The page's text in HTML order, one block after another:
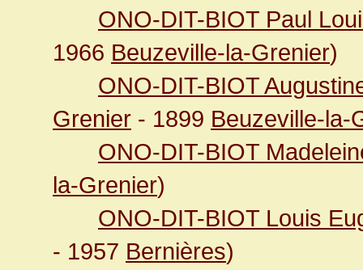
ONO-DIT-BIOT Paul
1966 Beuzeville-la-Grenier)
ONO-DIT-BIOT
Grenier - 1899 Beuzeville-la-
ONO-DIT-BIOT
la-Grenier)
ONO-DIT-BIOT Louis
- 1957 Bernières)